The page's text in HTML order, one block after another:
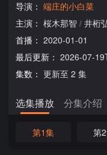
导演： 端庄的小白菜
主演： 桜木那智 / 井桁
首播： 2020-01-01
最后更新： 2026-07-
集数： 更新至 2 集
选集播放 分集介绍
第1集 第